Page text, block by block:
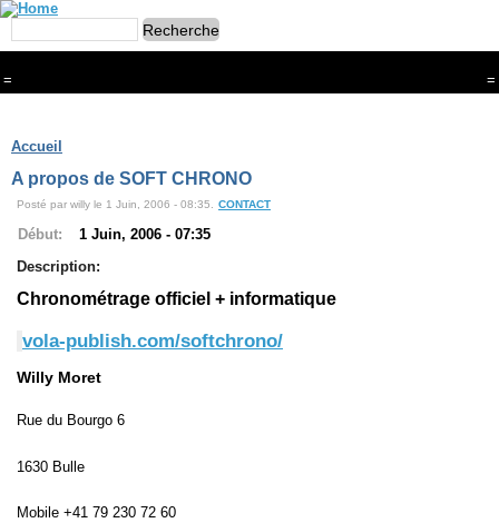
= =
Menu
Branches
CONTACT
FriRun Cup
Ski ALPIN
Triathlon
Courses à pieds
VTT
Athlétisme
Slalom In-Line
Caisse à savon
Coupe "Journal La Gruyère"
Hippisme
Archives
Accueil
A propos de SOFT CHRONO
Posté par willy le 1 Juin, 2006 - 08:35. CONTACT
Début:
1 Juin, 2006 - 07:35
Description:
Chronométrage officiel + informatique
vola-publish.com/softchrono/
Willy Moret
Rue du Bourgo 6
1630 Bulle
Mobile +41 79 230 72 60